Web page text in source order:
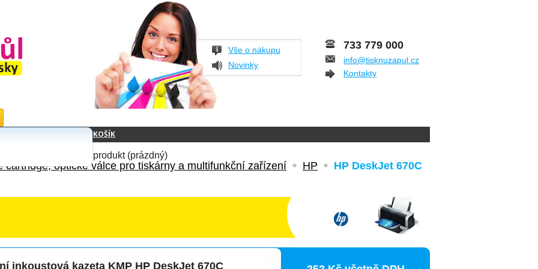
Vše o nákupu
Novinky
733 779 000
info@tisknuzapul.cz
Kontakty
KOŠÍK
produkt (prázdný)
cartridge, optické válce pro tiskárny a multifunkční zařízení HP HP DeskJet 670C
inkoustová kazeta KMP HP DeskJet 670C